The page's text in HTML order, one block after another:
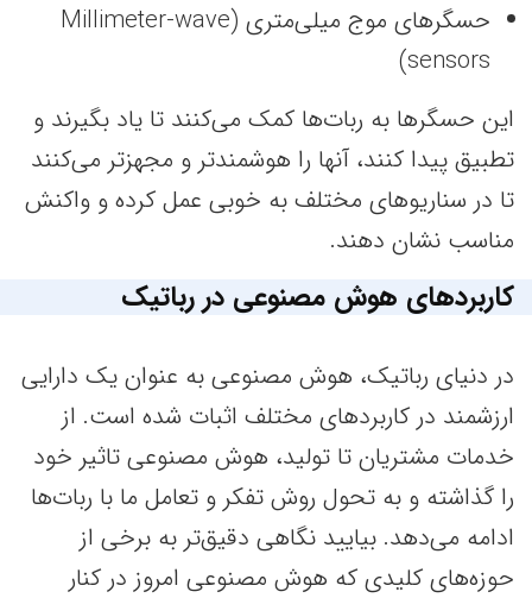
حسگرهای موج میلی‌متری (Millimeter-wave
sensors)
این حسگرها به ربات‌ها کمک می‌کنند تا یاد بگیرند و
تطبیق پیدا کنند، آنها را هوشمندتر و مجهزتر می‌کنند
تا در سناریوهای مختلف به خوبی عمل کرده و واکنش
مناسب نشان دهند.
کاربردهای هوش مصنوعی در رباتیک
در دنیای رباتیک، هوش مصنوعی به عنوان یک دارایی
ارزشمند در کاربردهای مختلف اثبات شده است. از
خدمات مشتریان تا تولید، هوش مصنوعی تاثیر خود
را گذاشته و به تحول روش تفکر و تعامل ما با ربات‌ها
ادامه می‌دهد. بیایید نگاهی دقیق‌تر به برخی از
حوزه‌های کلیدی که هوش مصنوعی امروز در کنار